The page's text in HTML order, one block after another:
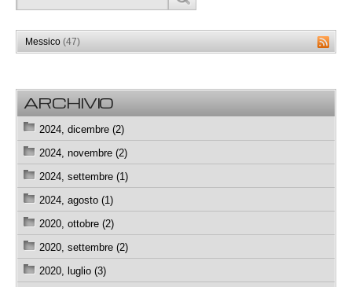
Messico (47)
ARCHIVIO
2024, dicembre (2)
2024, novembre (2)
2024, settembre (1)
2024, agosto (1)
2020, ottobre (2)
2020, settembre (2)
2020, luglio (3)